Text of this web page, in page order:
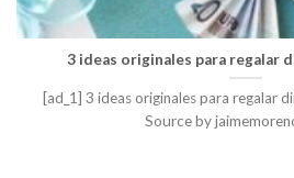
3 ideas originales para regalar
[ad_1] 3 ideas originales para regalar
Source by